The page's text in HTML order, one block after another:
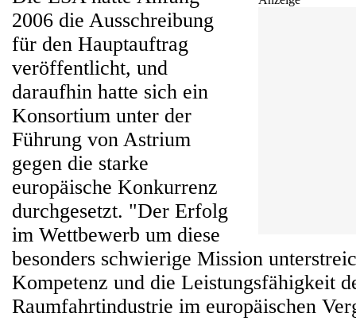
2006 die Ausschreibung
für den Hauptauftrag
veröffentlicht, und
daraufhin hatte sich ein
Konsortium unter der
Führung von Astrium
gegen die starke
europäische Konkurrenz
durchgesetzt. "Der Erfolg
im Wettbewerb um diese
besonders schwierige Mission
Kompetenz und die Leistungsfähigkeit
Raumfahrtindustrie im europäischen